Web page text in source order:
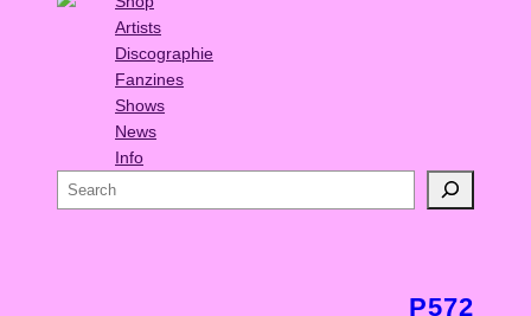
Artists
Discographie
Fanzines
Shows
News
Info
e
P572